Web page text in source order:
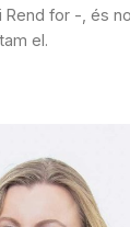
Rend for -, és
el.